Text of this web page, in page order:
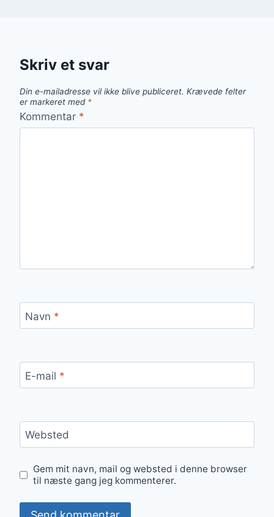
Skriv et svar
Din e-mailadresse vil ikke blive publiceret. Krævede felter
er markeret med *
Kommentar *
Navn *
E-mail *
Websted
Gem mit navn, mail og websted i denne browser
til næste gang jeg kommenterer.